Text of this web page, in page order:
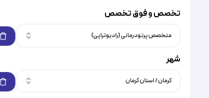
تخصص و فوق تخصص
متخصص پرتودرمانی (رادیوتراپی)
شهر
کرمان / استان کرمان